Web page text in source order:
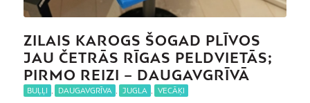
ZILAIS KAROGS ŠOGAD PLĪVOS
JAU ČETRĀS RĪGAS PELDVIETĀS;
PIRMO REIZI – DAUGAVGRĪVĀ
BUĻĻI DAUGAVGRĪVA JUGLA VECĀĶI